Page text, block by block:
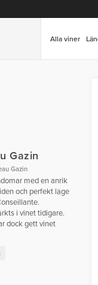
Alla viner
Gazin
Gazin
med en anrik
och perfekt läge
i vinet tidigare.
dock gett vinet